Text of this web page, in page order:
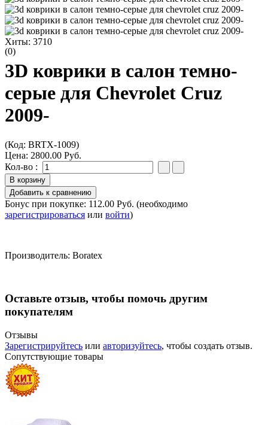
Хиты: 3710
(0)
3D коврики в салон темно-
серые для Chevrolet Cruz
2009-
(Код: BRTX-1009)
Цена: 2800.00 Руб.
Кол-во :
Бонус при покупке: 112.00 Руб. (необходимо
зарегистрироваться или войти)
Производитель: Boratex
Оставьте отзыв, чтобы помочь другим
покупателям
Отзывы
Зарегистрируйтесь или авторизуйтесь, чтобы создать отзыв.
Сопутствующие товары